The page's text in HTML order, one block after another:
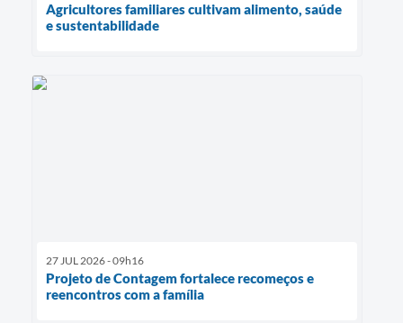
Agricultores familiares cultivam alimento, saúde
e sustentabilidade
27 JUL 2026 - 09h16
Projeto de Contagem fortalece recomeços e
reencontros com a família